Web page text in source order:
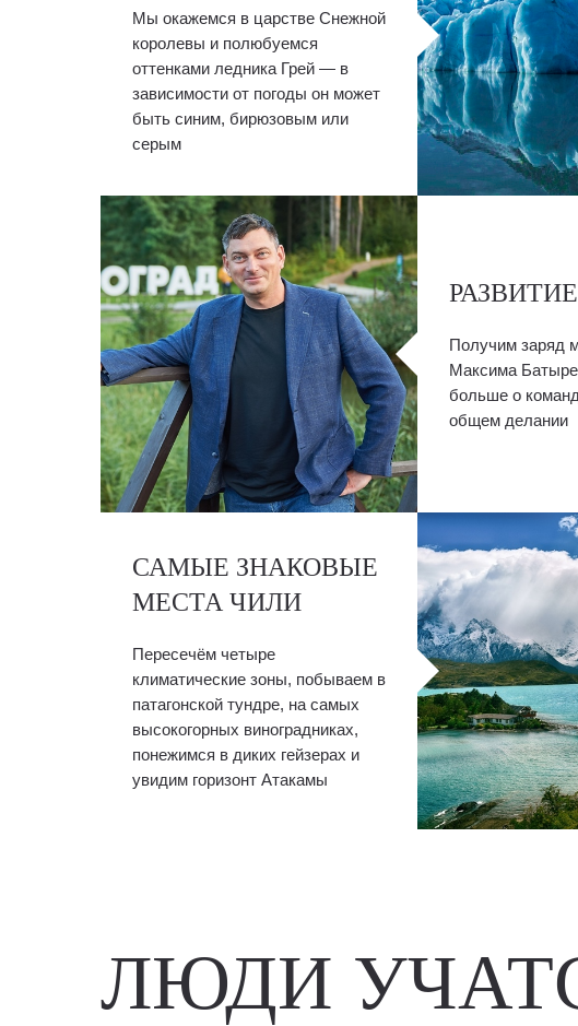
Мы окажемся в царстве Снежной
королевы и полюбуемся
оттенками ледника Грей — в
зависимости от погоды он может
быть синим, бирюзовым или
серым
РАЗВИТИЕ
Получим заряд
Максима
больше о
общем делании
САМЫЕ ЗНАКОВЫЕ
МЕСТА ЧИЛИ
Пересечём четыре
климатические зоны, побываем в
патагонской тундре, на самых
высокогорных виноградниках,
понежимся в диких гейзерах и
увидим горизонт Атакамы
ЛЮДИ